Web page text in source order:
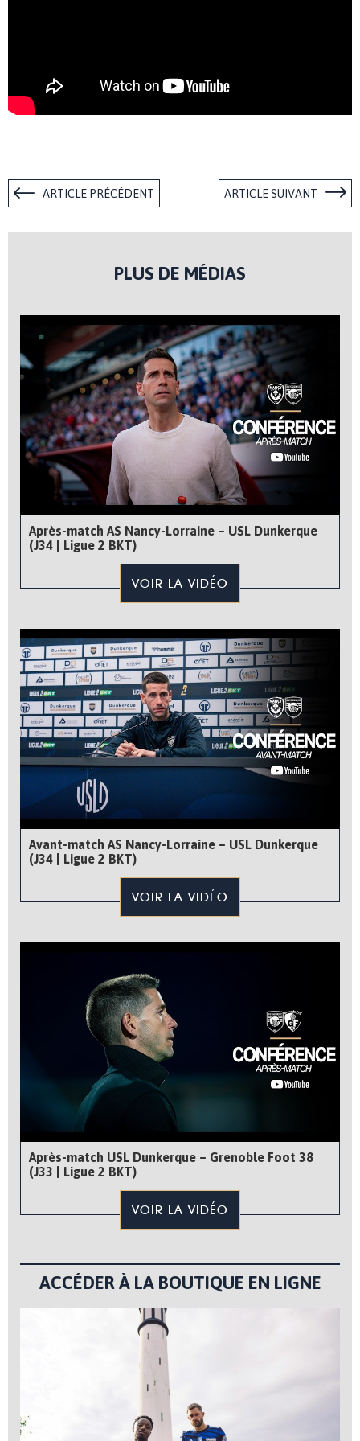
ARTICLE PRÉCÉDENT ARTICLE SUIVANT
PLUS DE MÉDIAS
Après-match AS Nancy-Lorraine – USL Dunkerque
(J34 | Ligue 2 BKT)
VOIR LA VIDÉO
Avant-match AS Nancy-Lorraine – USL Dunkerque
(J34 | Ligue 2 BKT)
VOIR LA VIDÉO
Après-match USL Dunkerque – Grenoble Foot 38
(J33 | Ligue 2 BKT)
VOIR LA VIDÉO
ACCÉDER À LA BOUTIQUE EN LIGNE